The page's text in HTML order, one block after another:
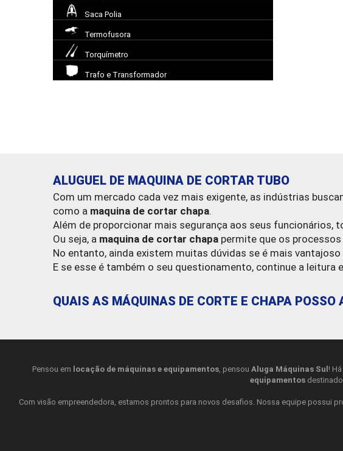
Saca Polia
Termofusora
Torquímetro
Trafo e Transformador
ALUGUEL DE MAQUINA DE CORTAR TUBO
Com um mercado cada vez mais exigente, as indústrias
como a maquina de cortar chapa.
Além de proporcionar mais segurança aos seus
Ou seja, a maquina de cortar chapa permite que os
No entanto, ainda existem muitas dúvidas se é mais
E se esse é também o seu questionamento, continue a
QUAIS AS MÁQUINAS DE CORTE E CHAPA POSSO
produtividade.
, pode ser utilizado não somente
Pensou em locação de máquinas e equipamentos, pensou Aluga Máquinas Sul !
equipamentos
Com visão empreendedora, estamos prontos para novos desafios. Nossa equipe possui